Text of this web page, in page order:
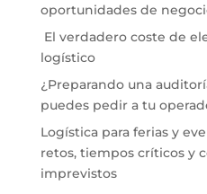
oportunidades de
El verdadero coste de
logístico
¿Preparando una
puedes pedir a tu
Logística para ferias y
retos, tiempos críticos y
imprevistos